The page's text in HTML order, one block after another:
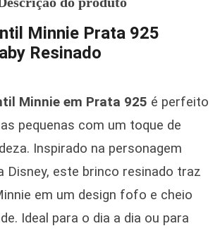
Minnie Prata 925
Resinado
Minnie em Prata 925 é perfeito
pequenas com um toque de
Inspirado na personagem
Disney, este brinco resinado traz
em um design fofo e cheio
Ideal para o dia a dia ou para